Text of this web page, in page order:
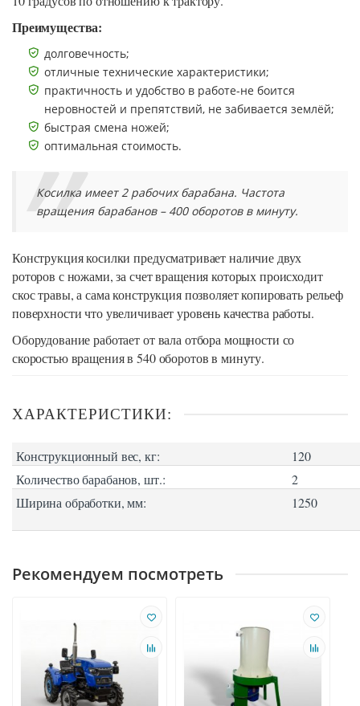
Преимущества:
долговечность;
отличные технические характеристики;
практичность и удобство в работе-не боится
неровностей и препятствий, не забивается землёй;
быстрая смена ножей;
оптимальная стоимость.
Косилка имеет 2 рабочих барабана. Частота
вращения барабанов – 400 оборотов в минуту.
Конструкция косилки предусматривает наличие двух
роторов с ножами, за счет вращения которых происходит
скос травы, а сама конструкция позволяет копировать рельеф
поверхности что увеличивает уровень качества работы.
Оборудование работает от вала отбора мощности со
скоростью вращения в 540 оборотов в минуту.
ХАРАКТЕРИСТИКИ:
Конструкционный вес, кг:
120
Количество барабанов, шт.:
2
Ширина обработки, мм:
1250
Рекомендуем посмотреть